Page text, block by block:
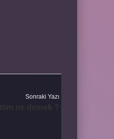
Sonraki Yazı